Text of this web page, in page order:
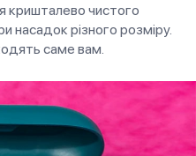
кришталево чистого
насадок різного розміру.
саме вам.